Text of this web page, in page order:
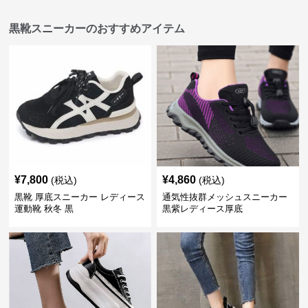
黒靴スニーカーのおすすめアイテム
¥7,800 (税込)
黒靴 厚底スニーカー レディース
運動靴 秋冬 黒
¥4,860 (税込)
通気性抜群メッシュスニーカー
黒紫レディース厚底